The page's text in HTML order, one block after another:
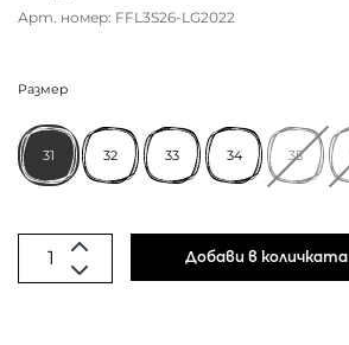
Арт. номер: FFL3S26-LG2022
Размер
31 32 33 34 35
Добави в количката